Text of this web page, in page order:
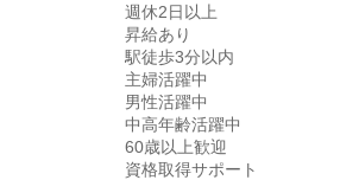
週休2日以上
昇給あり
駅徒歩3分以内
主婦活躍中
男性活躍中
中高年齢活躍中
60歳以上歓迎
資格取得サポート